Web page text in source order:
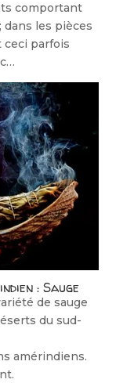
comportant
dans les pièces
ceci parfois
: Sauge
de sauge
du sud-
amérindiens.